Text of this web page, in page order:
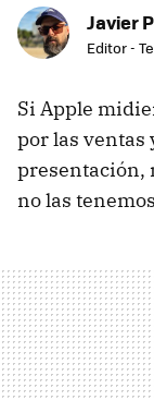
Javier
Editor -
Si Apple
por las ventas
presentación,
no las